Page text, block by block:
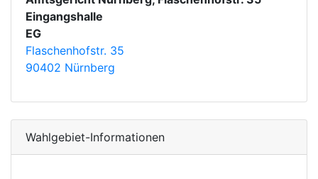
Eingangshalle
EG
Flaschenhofstr. 35
90402 Nürnberg
Wahlgebiet-Informationen